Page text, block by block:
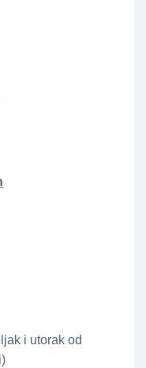
i utorak od